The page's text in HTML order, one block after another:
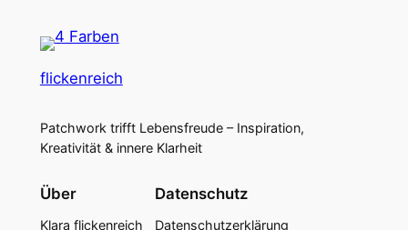
flickenreich
Patchwork trifft Lebensfreude – Inspiration,
Kreativität & innere Klarheit
Über
Klara flickenreich
Datenschutz
Datenschutzerklärung